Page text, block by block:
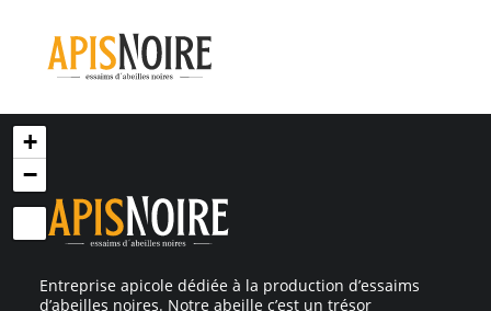
+
−
Entreprise apicole dédiée à la production d’essaims
d’abeilles noires. Notre abeille c’est un trésor